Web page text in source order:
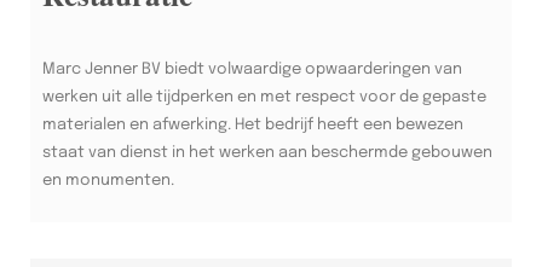
Marc Jenner BV biedt volwaardige opwaarderingen van
werken uit alle tijdperken en met respect voor de gepaste
materialen en afwerking. Het bedrijf heeft een bewezen
staat van dienst in het werken aan beschermde gebouwen
en monumenten.